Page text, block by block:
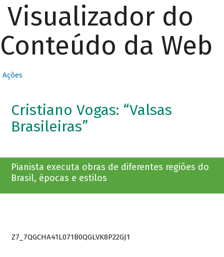
Visualizador do
Conteúdo da Web
Ações
Cristiano Vogas: “Valsas
Brasileiras”
Pianista executa obras de diferentes regiões do
Brasil, épocas e estilos
Z7_7QGCHA41L071B0QGLVK8P22GJ1